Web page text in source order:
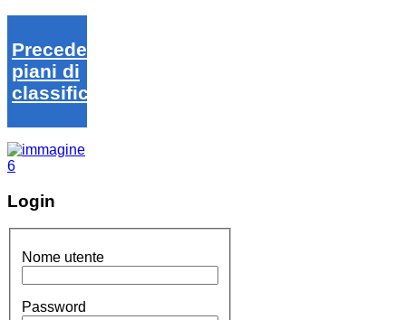
Precedenti
piani di
classifica
Login
Nome utente
Password